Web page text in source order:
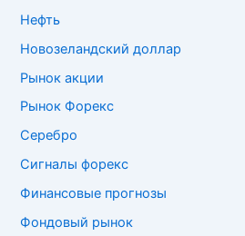
Нефть
Новозеландский доллар
Рынок акции
Рынок Форекс
Серебро
Сигналы форекс
Финансовые прогнозы
Фондовый рынок